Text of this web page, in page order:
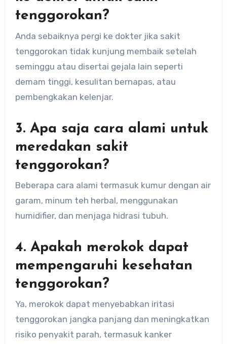
tenggorokan?
Anda sebaiknya pergi ke dokter jika sakit
tenggorokan tidak kunjung membaik setelah
seminggu atau disertai gejala lain seperti
demam tinggi, kesulitan bernapas, atau
pembengkakan kelenjar.
3. Apa saja cara alami untuk
meredakan sakit
tenggorokan?
Beberapa cara alami termasuk kumur dengan air
garam, minum teh herbal, menggunakan
humidifier, dan menjaga hidrasi tubuh.
4. Apakah merokok dapat
mempengaruhi kesehatan
tenggorokan?
Ya, merokok dapat menyebabkan iritasi
tenggorokan jangka panjang dan meningkatkan
risiko penyakit parah, termasuk kanker